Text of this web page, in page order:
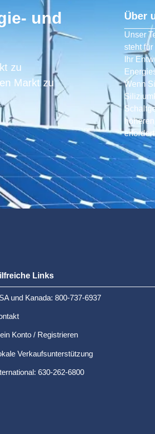
und
zu
Markt zu
Über
Unser
steht
Ihr
Wenn
Links
und Kanada: 800-737-6937
Konto / Registrieren
Verkaufsunterstützung
630-262-6800